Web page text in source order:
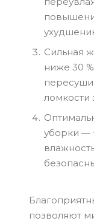
Сильная
ниже 30
ломкости
уборки —
позволяют